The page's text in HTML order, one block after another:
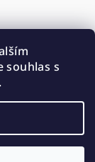
souhlas s
.